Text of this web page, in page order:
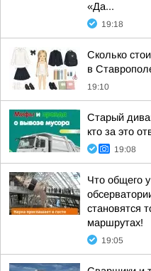
«Да...
19:18
Сколько
в
19:10
Старый
кто за это
19:08
Что общего
становятся
маршрутах!
19:05